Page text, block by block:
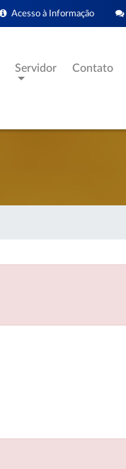
Acesso à Informação
Servidor Contato